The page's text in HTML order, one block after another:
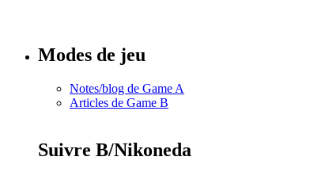
Modes de jeu
Notes/blog de Game A
Articles de Game B
Suivre B/Nikoneda